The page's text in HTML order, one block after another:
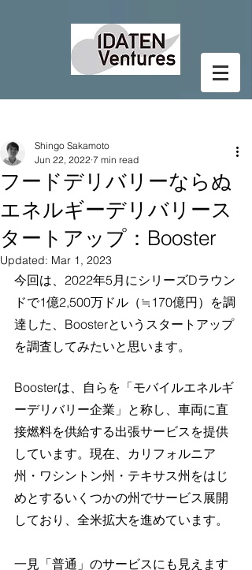
フードデリバリーならぬ
エネルギーデリバリース
タートアップ：Booster
Shingo Sakamoto
Jun 22, 2022 7 min read
Updated: Mar 1, 2023
今回は、2022年5月にシリーズDラウン
ドで1億2,500万ドル（≒170億円）を調
達した、Boosterというスタートアップ
を調査してみたいと思います。
Boosterは、自らを「モバイルエネルギ
ーデリバリー企業」と称し、車両に直
接燃料を供給する出張サービスを提供
しています。現在、カリフォルニア
州・ワシントン州・テキサス州をはじ
めとするいくつかの州でサービス展開
しており、全米拡大を進めています。
一見「普通」のサービスにも見えます